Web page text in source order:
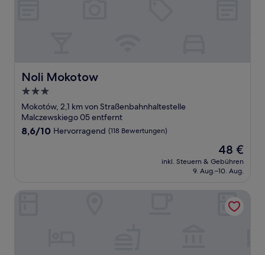
Noli Mokotow
Noli Mokotow
3.0-
Sterne-
Unterkunft
Mokotów, 2,1 km von Straßenbahnhaltestelle
Malczewskiego 05 entfernt
8.6
8,6/10 Hervorragend (118 Bewertungen)
Der
Preis
beträgt
48 €
inkl. Steuern & Gebühren
9. Aug.–10. Aug.